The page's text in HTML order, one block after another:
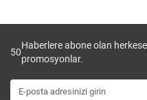
50
Haberlere abone olan
promosyonlar.